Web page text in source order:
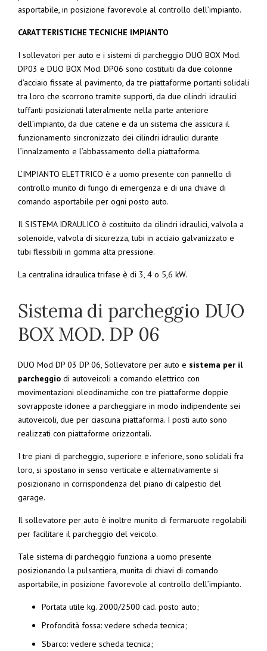
asportabile, in posizione favorevole al controllo dell’impianto.
CARATTERISTICHE TECNICHE IMPIANTO
I sollevatori per auto e i sistemi di parcheggio DUO BOX Mod.
DP03 e DUO BOX Mod. DP06 sono costituiti da due colonne
d’acciaio fissate al pavimento, da tre piattaforme portanti solidali
tra loro che scorrono tramite supporti, da due cilindri idraulici
tuffanti posizionati lateralmente nella parte anteriore
dell’impianto, da due catene e da un sistema che assicura il
funzionamento sincronizzato dei cilindri idraulici durante
l’innalzamento e l’abbassamento della piattaforma.
L’IMPIANTO ELETTRICO è a uomo presente con pannello di
controllo munito di fungo di emergenza e di una chiave di
comando asportabile per ogni posto auto.
Il SISTEMA IDRAULICO è costituito da cilindri idraulici, valvola a
solenoide, valvola di sicurezza, tubi in acciaio galvanizzato e
tubi flessibili in gomma alta pressione.
La centralina idraulica trifase è di 3, 4 o 5,6 kW.
Sistema di parcheggio DUO
BOX MOD. DP 06
DUO Mod DP 03 DP 06, Sollevatore per auto e sistema per il
parcheggio di autoveicoli a comando elettrico con
movimentazioni oleodinamiche con tre piattaforme doppie
sovrapposte idonee a parcheggiare in modo indipendente sei
autoveicoli, due per ciascuna piattaforma. I posti auto sono
realizzati con piattaforme orizzontali.
I tre piani di parcheggio, superiore e inferiore, sono solidali fra
loro, si spostano in senso verticale e alternativamente si
posizionano in corrispondenza del piano di calpestio del
garage.
Il sollevatore per auto è inoltre munito di fermaruote regolabili
per facilitare il parcheggio del veicolo.
Tale sistema di parcheggio funziona a uomo presente
posizionando la pulsantiera, munita di chiavi di comando
asportabile, in posizione favorevole al controllo dell’impianto.
Portata utile kg. 2000/2500 cad. posto auto;
Profondità fossa: vedere scheda tecnica;
Sbarco: vedere scheda tecnica;